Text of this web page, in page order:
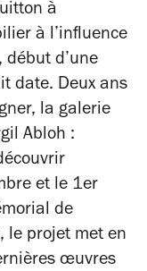
à
à l’influence
d’une
date. Deux ans
la galerie
Abloh :
et le 1er
de
le projet met en
œuvres